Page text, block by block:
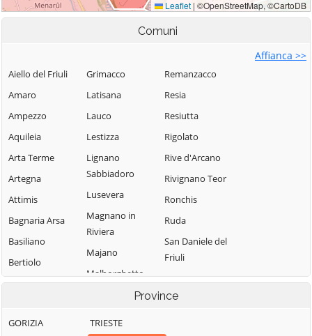
Comuni
Affianca >>
Aiello del Friuli
Amaro
Ampezzo
Aquileia
Arta Terme
Artegna
Attimis
Bagnaria Arsa
Basiliano
Bertiolo
Bicinicco
Buja
Grimacco
Latisana
Lauco
Lestizza
Lignano
Sabbiadoro
Lusevera
Magnano in
Riviera
Majano
Malborghetto
Marano
Remanzacco
Resia
Resiutta
Rigolato
Rive d'Arcano
Rivignano Teor
Ronchis
Ruda
San Daniele del
Friuli
San Giorgio di
Nogaro
Natisone
Province
GORIZIA
TRIESTE